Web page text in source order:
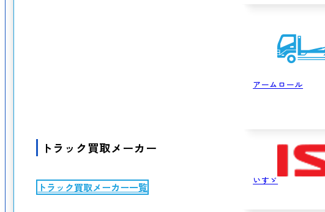
アームロール
トラック買取メーカー
トラック買取メーカー一覧
いすゞ